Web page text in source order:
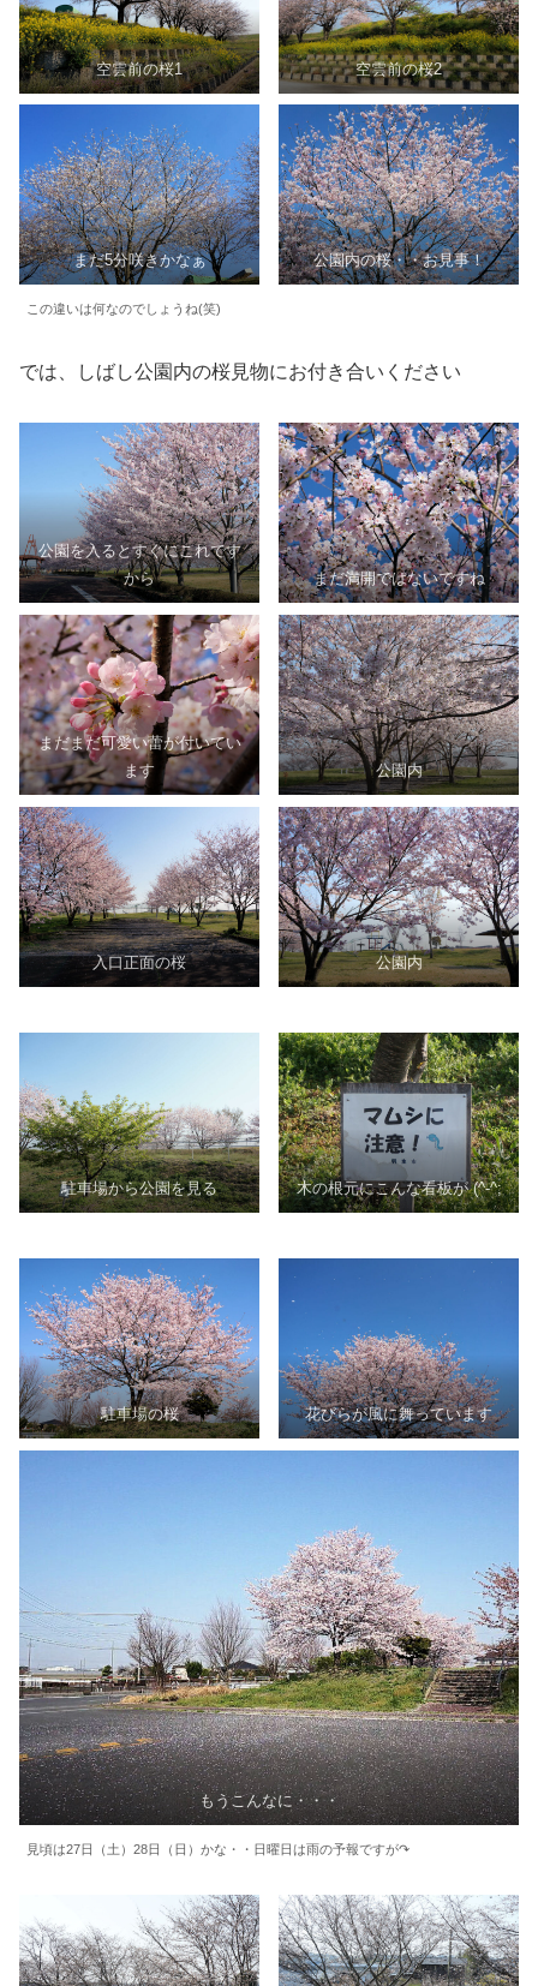
空雲前の桜1 空雲前の桜2
まだ5分咲きかなぁ 公園内の桜・・お見事！
この違いは何なのでしょうね(笑)
では、しばし公園内の桜見物にお付き合いください
公園を入るとすぐにこれです
から
まだ満開ではないですね
まだまだ可愛い蕾が付いてい
ます
公園内
入口正面の桜 公園内
駐車場から公園を見る 木の根元にこんな看板が (^-^;
駐車場の桜 花びらが風に舞っています
もうこんなに・・・
見頃は27日（土）28日（日）かな・・日曜日は雨の予報ですが↷